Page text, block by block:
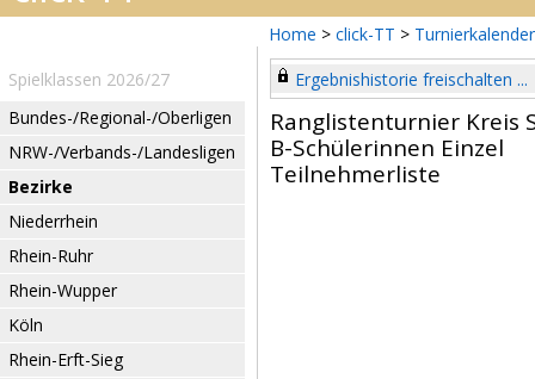
Home > click-TT > Turnierkalender
Spielklassen 2026/27
Bundes-/Regional-/Oberligen
NRW-/Verbands-/Landesligen
Bezirke
Niederrhein
Rhein-Ruhr
Rhein-Wupper
Köln
Rhein-Erft-Sieg
Ergebnishistorie freischalten ...
Ranglistenturnier Kreis
B-Schülerinnen Einzel
Teilnehmerliste